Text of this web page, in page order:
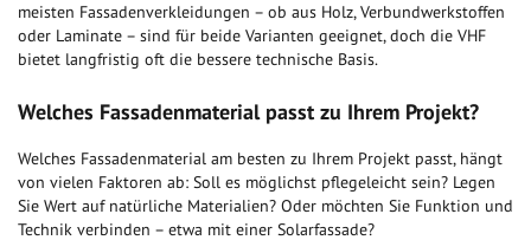
meisten Fassadenverkleidungen – ob aus Holz, Verbundwerkstoffen
oder Laminate – sind für beide Varianten geeignet, doch die VHF
bietet langfristig oft die bessere technische Basis.
Welches Fassadenmaterial passt zu Ihrem Projekt?
Welches Fassadenmaterial am besten zu Ihrem Projekt passt, hängt
von vielen Faktoren ab: Soll es möglichst pflegeleicht sein? Legen
Sie Wert auf natürliche Materialien? Oder möchten Sie Funktion und
Technik verbinden – etwa mit einer Solarfassade?